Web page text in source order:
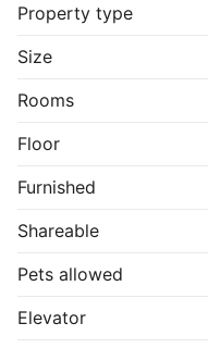
Fra bryggers og
have med terresse.
Lejligheden er
en anden beboer.
fællesarealer efter
Property type
Size
Rooms
Floor
Furnished
Shareable
Pets allowed
Elevator